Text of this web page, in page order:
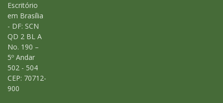
Escritório
em Brasília
- DF: SCN
QD 2 BL A
No. 190 –
5º Andar
502 - 504
CEP: 70712-
900